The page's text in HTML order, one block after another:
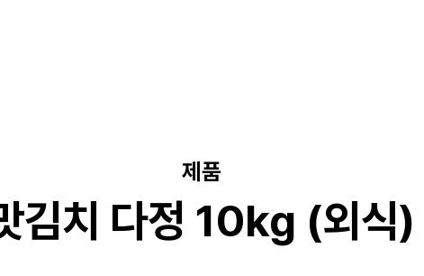
제품
김치 다정 10kg (외식)